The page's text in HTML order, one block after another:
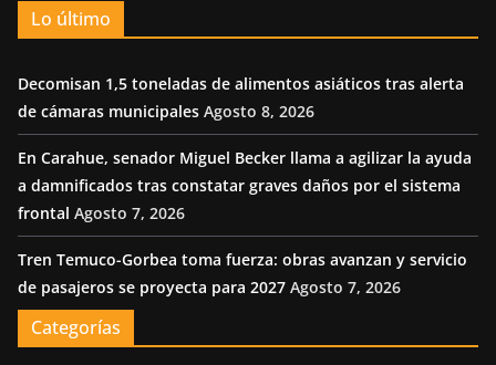
Lo último
Decomisan 1,5 toneladas de alimentos asiáticos tras alerta
de cámaras municipales Agosto 8, 2026
En Carahue, senador Miguel Becker llama a agilizar la ayuda
a damnificados tras constatar graves daños por el sistema
frontal Agosto 7, 2026
Tren Temuco-Gorbea toma fuerza: obras avanzan y servicio
de pasajeros se proyecta para 2027 Agosto 7, 2026
Categorías